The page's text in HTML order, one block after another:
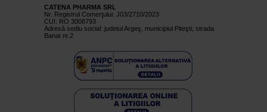
CATENA PHARMA SRL
Nr. Registrul Comerţului: J03/2710/2023
CUI: RO 3008793
Adresă sediu social: judetul Argeş, municipiul Piteşti, strada
Banat nr.2